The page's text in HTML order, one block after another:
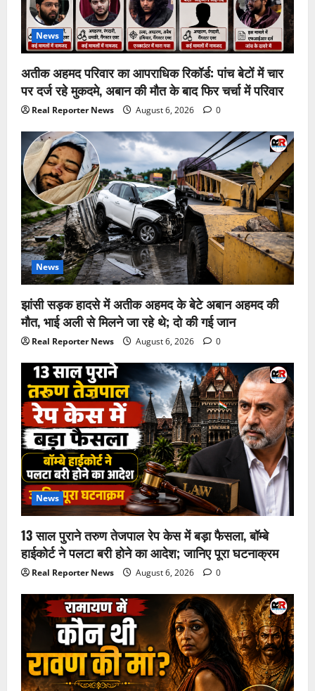
News
अतीक अहमद परिवार का आपराधिक रिकॉर्ड: पांच बेटों में चार
पर दर्ज रहे मुकदमे, अबान की मौत के बाद फिर चर्चा में परिवार
Real Reporter News August 6, 2026 0
News
झांसी सड़क हादसे में अतीक अहमद के बेटे अबान अहमद की
मौत, भाई अली से मिलने जा रहे थे; दो की गई जान
Real Reporter News August 6, 2026 0
News
13 साल पुराने तरुण तेजपाल रेप केस में बड़ा फैसला, बॉम्बे
हाईकोर्ट ने पलटा बरी होने का आदेश; जानिए पूरा घटनाक्रम
Real Reporter News August 6, 2026 0